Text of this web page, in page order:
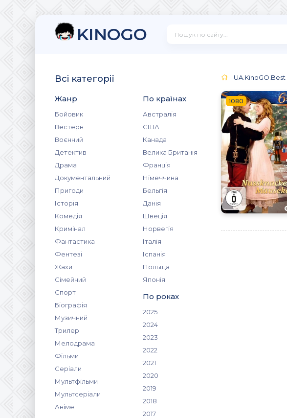
KINOGO
Всі категорії
Жанр
Бойовик
Вестерн
Воєнний
Детектив
Драма
Документальний
Пригоди
Історія
Комедія
Кримінал
Фантастика
Фентезі
Жахи
Сімейний
Спорт
Біографія
Музичний
Трилер
Мелодрама
Фільми
Серіали
Мультфільми
Мультсеріали
Аніме
По країнах
Австралія
США
Канада
Велика Британія
Франція
Німеччина
Бельгія
Данія
Швеція
Норвегія
Італія
Іспанія
Польща
Японія
По роках
2025
2024
2023
2022
2021
2020
2019
2018
2017
UA.KinoGO.Best
1080